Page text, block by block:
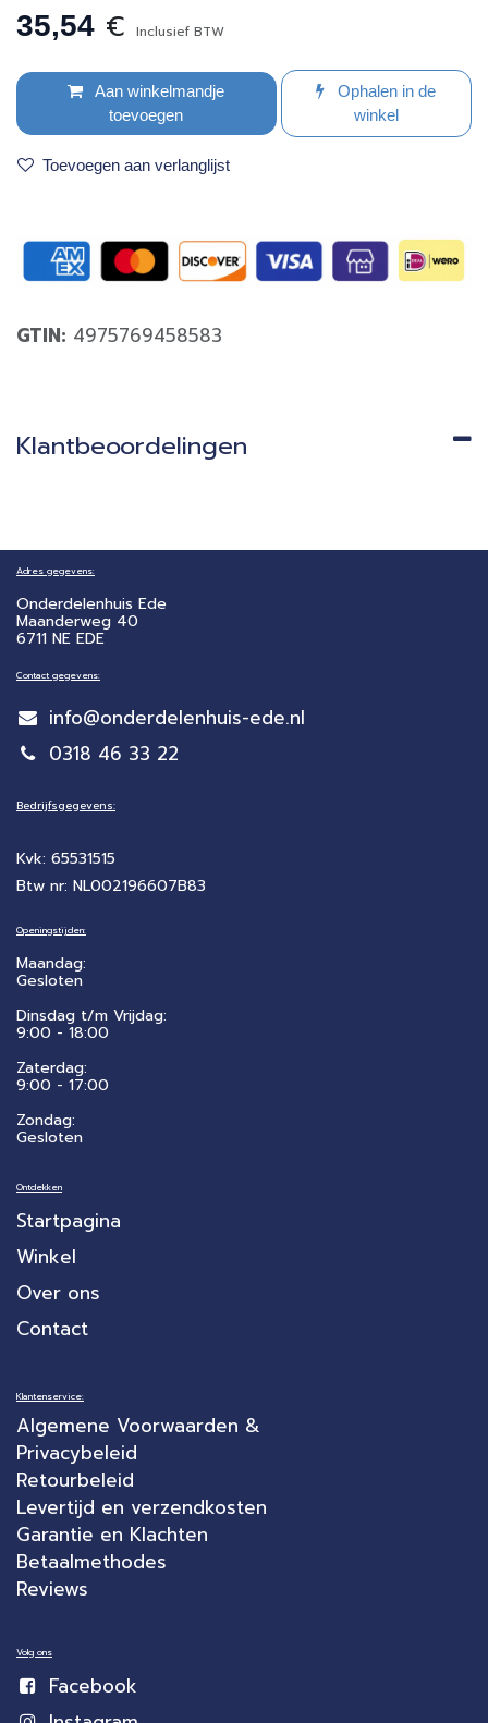
35,54 € Inclusief BTW
Aan winkelmandje
toevoegen
Ophalen in de
winkel
Toevoegen aan verlanglijst
GTIN: 4975769458583
Klantbeoordelingen
Adres gegevens:
Onderdelenhuis Ede
Maanderweg 40
6711 NE EDE
Contact gegevens:
info@onderdelenhuis-ede.nl
0318 46 33 22
Bedrijfsgegevens:
Kvk: 65531515
Btw nr: NL002196607B83
Openingstijden:
Maandag:
Gesloten
Dinsdag t/m Vrijdag:
9:00 - 18:00
Zaterdag:
​9:00 - 17:00
Zondag:
Gesloten
Ontdekken
Startpagina
Winkel
Over ons
Contact
Klantenservice:
Algemene Voorwaarden &
Privacybeleid
Retourbeleid
Levertijd en verzendkosten
Garantie en Klachten
Betaalmethodes
Reviews
Volg ons
Facebook